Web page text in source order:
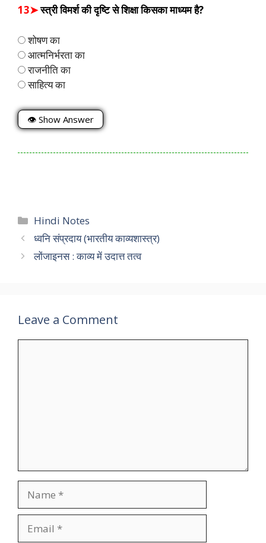
13➤स्त्री विमर्श की दृष्टि से शिक्षा किसका माध्यम है?
शोषण का
आत्मनिर्भरता का
राजनीति का
साहित्य का
👁 Show Answer
Categories
Hindi Notes
ध्वनि संप्रदाय (भारतीय काव्यशास्त्र)
लोंजाइनस : काव्य में उदात्त तत्व
Leave a Comment